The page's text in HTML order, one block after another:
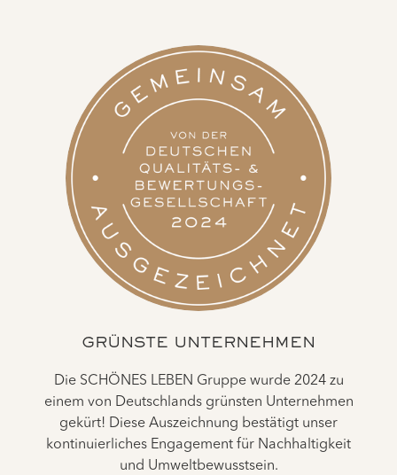
GRÜNSTE UNTERNEHMEN
Die SCHÖNES LEBEN Gruppe wurde 2024 zu
einem von Deutschlands grünsten Unternehmen
gekürt! Diese Auszeichnung bestätigt unser
kontinuierliches Engagement für Nachhaltigkeit
und Umweltbewusstsein.